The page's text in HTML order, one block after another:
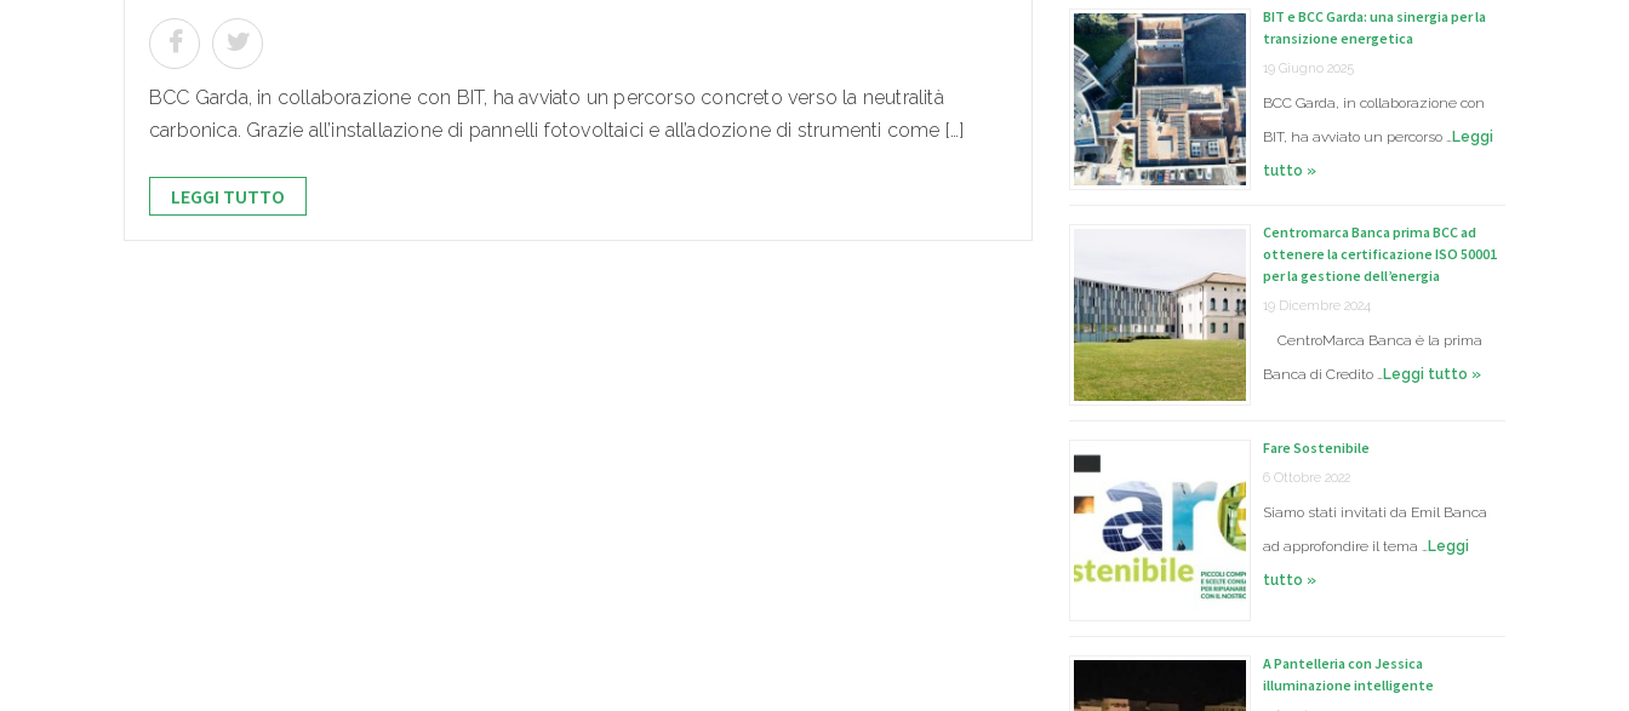
BCC Garda, in collaborazione con BIT, ha avviato un percorso concreto verso la neutralità
carbonica. Grazie all’installazione di pannelli fotovoltaici e all’adozione di strumenti come […]
LEGGI TUTTO
BIT e BCC Garda: una sinergia per la
transizione energetica
19 Giugno 2025
BCC Garda, in collaborazione con
BIT, ha avviato un percorso …Leggi
tutto »
Centromarca Banca prima BCC ad
ottenere la certificazione ISO 50001
per la gestione dell’energia
19 Dicembre 2024
CentroMarca Banca è la prima
Banca di Credito …Leggi tutto »
Fare Sostenibile
6 Ottobre 2022
Siamo stati invitati da Emil Banca
ad approfondire il tema …Leggi
tutto »
A Pantelleria con Jessica
illuminazione intelligente